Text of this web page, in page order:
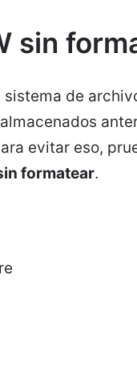
sin
de
evitar eso,
formatear.